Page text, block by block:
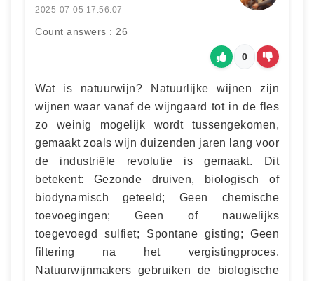
2025-07-05 17:56:07
Count answers : 26
0
Wat is natuurwijn? Natuurlijke wijnen zijn
wijnen waar vanaf de wijngaard tot in de fles
zo weinig mogelijk wordt tussengekomen,
gemaakt zoals wijn duizenden jaren lang voor
de industriële revolutie is gemaakt. Dit
betekent: Gezonde druiven, biologisch of
biodynamisch geteeld; Geen chemische
toevoegingen; Geen of nauwelijks
toegevoegd sulfiet; Spontane gisting; Geen
filtering na het vergistingproces.
Natuurwijnmakers gebruiken de biologische